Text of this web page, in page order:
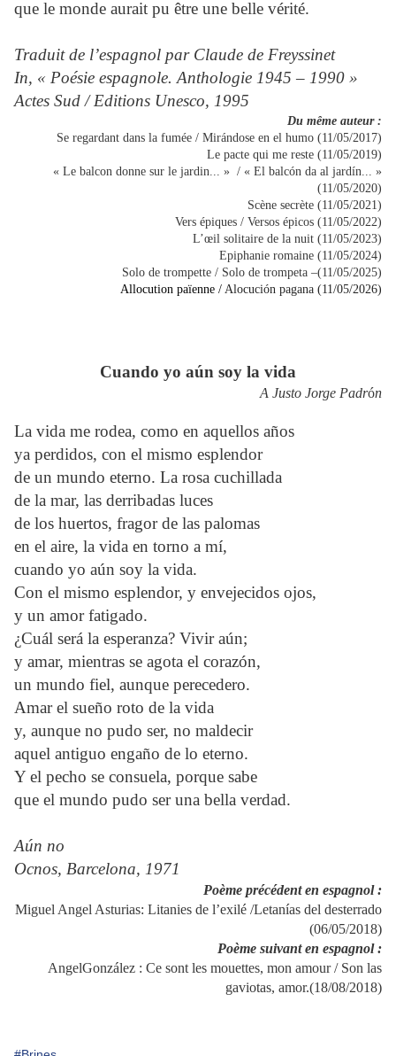
que le monde aurait pu être une belle vérité.
Traduit de l’espagnol par Claude de Freyssinet
In, « Poésie espagnole. Anthologie 1945 – 1990 »
Actes Sud / Editions Unesco, 1995
Du même auteur :
Se regardant dans la fumée / Mirándose en el humo (11/05/2017)
Le pacte qui me reste (11/05/2019)
« Le balcon donne sur le jardin... » / « El balcón da al jardín... »
(11/05/2020)
Scène secrète (11/05/2021)
Vers épiques / Versos épicos (11/05/2022)
L’œil solitaire de la nuit (11/05/2023)
Epiphanie romaine (11/05/2024)
Solo de trompette / Solo de trompeta –(11/05/2025)
Allocution païenne / Alocución pagana (11/05/2026)
Cuando yo aún soy la vida
A Justo Jorge Padrón
La vida me rodea, como en aquellos años
ya perdidos, con el mismo esplendor
de un mundo eterno. La rosa cuchillada
de la mar, las derribadas luces
de los huertos, fragor de las palomas
en el aire, la vida en torno a mí,
cuando yo aún soy la vida.
Con el mismo esplendor, y envejecidos ojos,
y un amor fatigado.
¿Cuál será la esperanza? Vivir aún;
y amar, mientras se agota el corazón,
un mundo fiel, aunque perecedero.
Amar el sueño roto de la vida
y, aunque no pudo ser, no maldecir
aquel antiguo engaño de lo eterno.
Y el pecho se consuela, porque sabe
que el mundo pudo ser una bella verdad.
Aún no
Ocnos, Barcelona, 1971
Poème précédent en espagnol :
Miguel Angel Asturias: Litanies de l’exilé /Letanías del desterrado
(06/05/2018)
Poème suivant en espagnol :
AngelGonzález : Ce sont les mouettes, mon amour / Son las
gaviotas, amor.(18/08/2018)